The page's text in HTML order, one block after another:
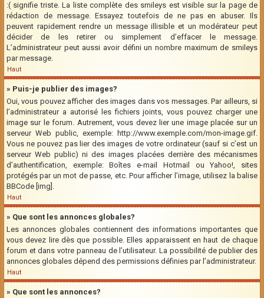
:( signifie triste. La liste complète des smileys est visible sur la page de
rédaction de message. Essayez toutefois de ne pas en abuser. Ils
peuvent rapidement rendre un message illisible et un modérateur peut
décider de les retirer ou simplement d’effacer le message.
L’administrateur peut aussi avoir défini un nombre maximum de smileys
par message.
Haut
» Puis-je publier des images?
Oui, vous pouvez afficher des images dans vos messages. Par ailleurs, si
l’administrateur a autorisé les fichiers joints, vous pouvez charger une
image sur le forum. Autrement, vous devez lier une image placée sur un
serveur Web public, exemple: http://www.exemple.com/mon-image.gif.
Vous ne pouvez pas lier des images de votre ordinateur (sauf si c’est un
serveur Web public) ni des images placées derrière des mécanismes
d’authentification, exemple: Boîtes e-mail Hotmail ou Yahoo!, sites
protégés par un mot de passe, etc. Pour afficher l’image, utilisez la balise
BBCode [img].
Haut
» Que sont les annonces globales?
Les annonces globales contiennent des informations importantes que
vous devez lire dès que possible. Elles apparaissent en haut de chaque
forum et dans votre panneau de l’utilisateur. La possibilité de publier des
annonces globales dépend des permissions définies par l’administrateur.
Haut
» Que sont les annonces?